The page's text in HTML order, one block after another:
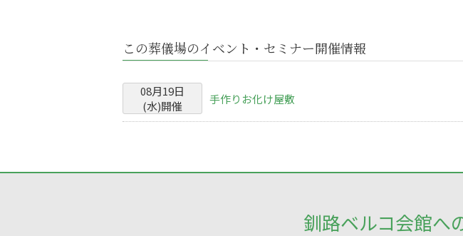
この葬儀場のイベント・セミナー開催情報
08月19日
(水)開催 手作りお化け屋敷
釧路ベルコ会館へ